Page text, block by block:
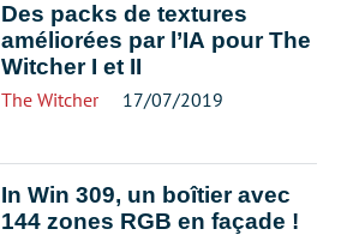
Des packs de textures
améliorées par l’IA pour The
Witcher I et II
The Witcher 17/07/2019
In Win 309, un boîtier avec
144 zones RGB en façade !